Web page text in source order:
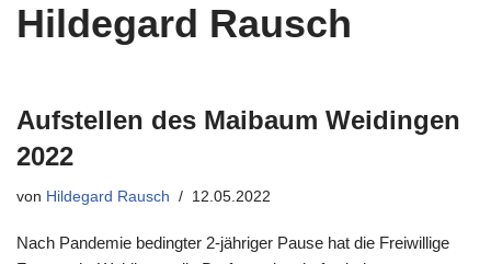
Hildegard Rausch
Aufstellen des Maibaum Weidingen
2022
von Hildegard Rausch 12.05.2022
Nach Pandemie bedingter 2-jähriger Pause hat die Freiwillige